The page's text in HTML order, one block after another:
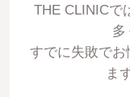
THE CLINICで
多
すでに失敗で
ま